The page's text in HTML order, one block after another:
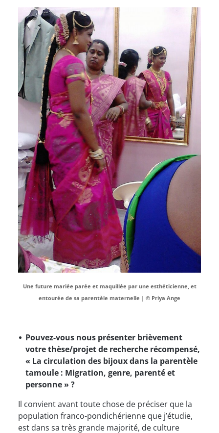
Une future mariée parée et maquillée par une esthéticienne, et
entourée de sa parentèle maternelle | © Priya Ange
Pouvez-vous nous présenter brièvement
votre thèse/projet de recherche récompensé,
« La circulation des bijoux dans la parentèle
tamoule : Migration, genre, parenté et
personne » ?
Il convient avant toute chose de préciser que la
population franco-pondichérienne que j’étudie,
est dans sa très grande majorité, de culture